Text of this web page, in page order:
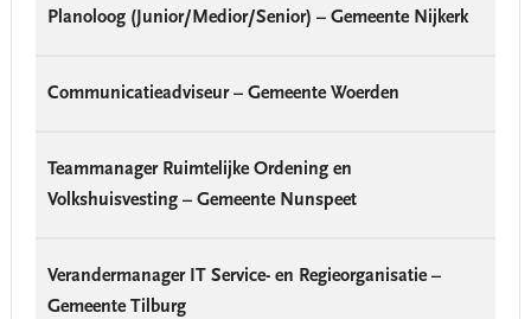
Planoloog (Junior/Medior/Senior) – Gemeente Nijkerk
Communicatieadviseur – Gemeente Woerden
Teammanager Ruimtelijke Ordening en
Volkshuisvesting – Gemeente Nunspeet
Verandermanager IT Service- en Regieorganisatie –
Gemeente Tilburg